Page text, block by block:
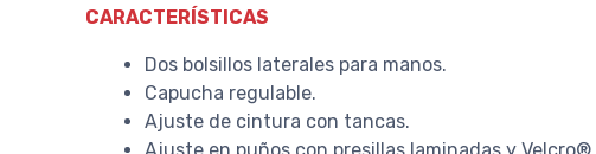
CARACTERÍSTICAS
Dos bolsillos laterales para manos.
Capucha regulable.
Ajuste de cintura con tancas.